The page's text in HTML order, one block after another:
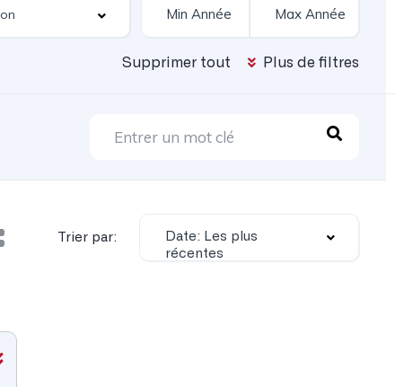
Supprimer tout Plus de filtres
Trier par:
Date: Les plus
récentes